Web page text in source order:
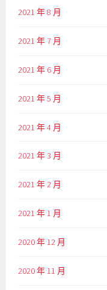
2021 年 8 月
2021 年 7 月
2021 年 6 月
2021 年 5 月
2021 年 4 月
2021 年 3 月
2021 年 2 月
2021 年 1 月
2020 年 12 月
2020 年 11 月